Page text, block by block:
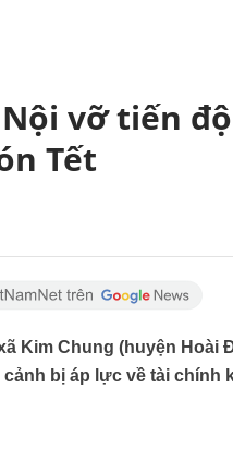
vỡ tiến
Tết
Kim Chung (huyện Hoài
bị áp lực về tài chính